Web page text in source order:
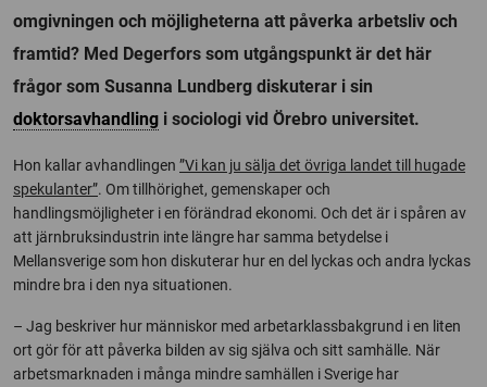
omgivningen och möjligheterna att påverka arbetsliv och
framtid? Med Degerfors som utgångspunkt är det här
frågor som Susanna Lundberg diskuterar i sin
doktorsavhandling i sociologi vid Örebro universitet.
Hon kallar avhandlingen ”Vi kan ju sälja det övriga landet till hugade
spekulanter”. Om tillhörighet, gemenskaper och
handlingsmöjligheter i en förändrad ekonomi. Och det är i spåren av
att järnbruksindustrin inte längre har samma betydelse i
Mellansverige som hon diskuterar hur en del lyckas och andra lyckas
mindre bra i den nya situationen.
– Jag beskriver hur människor med arbetarklassbakgrund i en liten
ort gör för att påverka bilden av sig själva och sitt samhälle. När
arbetsmarknaden i många mindre samhällen i Sverige har